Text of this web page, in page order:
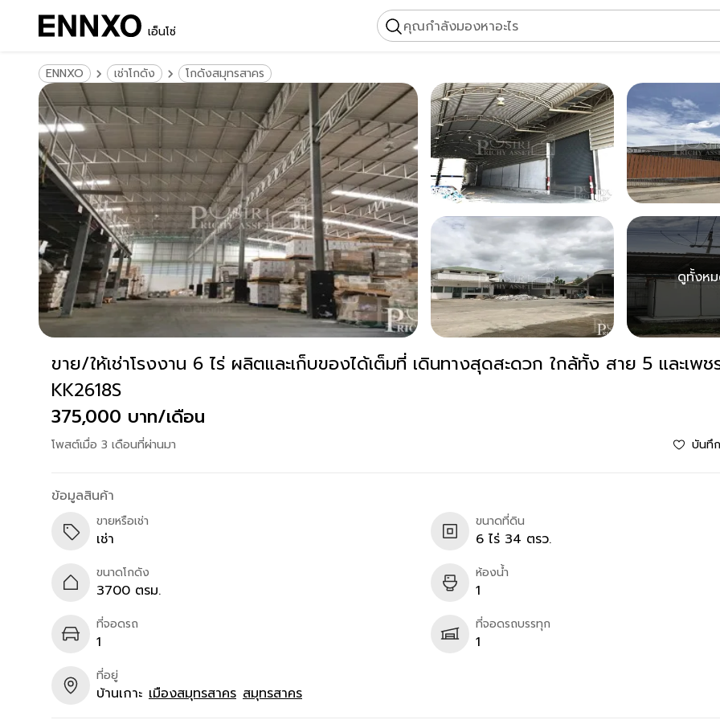
เอ็นโซ่ คุณกำลังมองหาอะไร
ENNXO เช่าโกดัง โกดังสมุทรสาคร
ดูทั้งห
ขาย/ให้เช่าโรงงาน 6 ไร่ ผลิตและเก็บของได้เต็มที่ เดินทางสุดสะดวก ใกล้ทั้ง สาย 5 และเพช
KK2618S
375,000 บาท/เดือน
โพสต์เมื่อ 3 เดือนที่ผ่านมา บันทึก
ข้อมูลสินค้า
ขายหรือเช่า
เช่า
ขนาดที่ดิน
6 ไร่ 34 ตรว.
ขนาดโกดัง
3700 ตรม.
ห้องน้ำ
1
ที่จอดรถ
1
ที่จอดรถบรรทุก
1
ที่อยู่
บ้านเกาะ เมืองสมุทรสาคร สมุทรสาคร